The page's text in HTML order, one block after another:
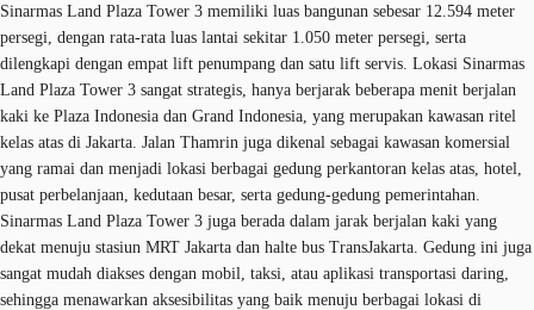
Sinarmas Land Plaza Tower 3 memiliki luas bangunan sebesar 12.594 meter
persegi, dengan rata-rata luas lantai sekitar 1.050 meter persegi, serta
dilengkapi dengan empat lift penumpang dan satu lift servis. Lokasi Sinarmas
Land Plaza Tower 3 sangat strategis, hanya berjarak beberapa menit berjalan
kaki ke Plaza Indonesia dan Grand Indonesia, yang merupakan kawasan ritel
kelas atas di Jakarta. Jalan Thamrin juga dikenal sebagai kawasan komersial
yang ramai dan menjadi lokasi berbagai gedung perkantoran kelas atas, hotel,
pusat perbelanjaan, kedutaan besar, serta gedung-gedung pemerintahan.
Sinarmas Land Plaza Tower 3 juga berada dalam jarak berjalan kaki yang
dekat menuju stasiun MRT Jakarta dan halte bus TransJakarta. Gedung ini juga
sangat mudah diakses dengan mobil, taksi, atau aplikasi transportasi daring,
sehingga menawarkan aksesibilitas yang baik menuju berbagai lokasi di